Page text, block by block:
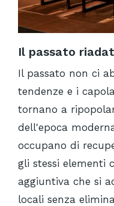
Il passato
Il passato non ci
tendenze e i
tornano a
dell'epoca
occupano di
gli stessi elementi
aggiuntiva che si
locali senza